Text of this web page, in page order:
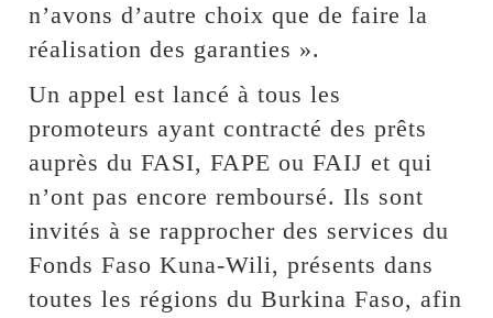
n’avons d’autre choix que de faire la
réalisation des garanties ».
Un appel est lancé à tous les
promoteurs ayant contracté des prêts
auprès du FASI, FAPE ou FAIJ et qui
n’ont pas encore remboursé. Ils sont
invités à se rapprocher des services du
Fonds Faso Kuna-Wili, présents dans
toutes les régions du Burkina Faso, afin